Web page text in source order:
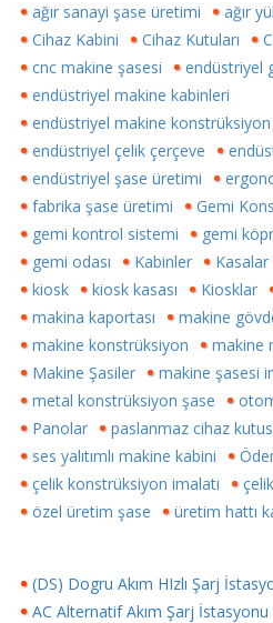
ağır sanayi şase üretimi
ağır
Cihaz Kabini
Cihaz Kutuları
cnc makine şasesi
endüstriyel
endüstriyel makine kabinleri
endüstriyel makine konstrüksiyon
endüstriyel çelik çerçeve
endüstriyel şase üretimi
fabrika şase üretimi
Gemi
gemi kontrol sistemi
gemi
gemi odası
Kabinler Kasalar
kiosk
kiosk kasası Kiosklar
makina kaportası
makine
makine konstrüksiyon
makine
Makine Şasiler
makine şasesi
metal konstrüksiyon şase
Panolar
paslanmaz cihaz
ses yalıtımlı makine kabini
çelik konstrüksiyon imalatı
özel üretim şase
üretim hattı
(DS) Dogru Akım HIzlı Şarj
AC Alternatif Akım Şarj İstasyonu